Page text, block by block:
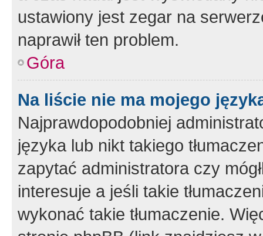
ustawiony jest zegar na
naprawił ten problem.
Góra
Na liście nie ma mojego
Najprawdopodobniej
języka lub nikt takiego
zapytać administratora czy
interesuje a jeśli takie
wykonać takie tłumaczenie.